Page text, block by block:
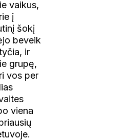
vaikus,
į
šokį
beveik
ir
grupę,
vos per
viena